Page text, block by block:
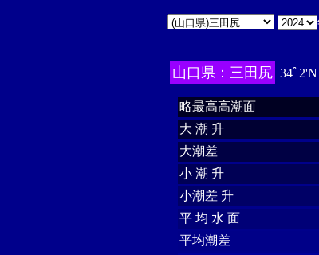
山口県：三田尻 34ﾟ
略最高高潮面
大 潮 升
大潮差
小 潮 升
小潮差 升
平 均 水 面
平均潮差